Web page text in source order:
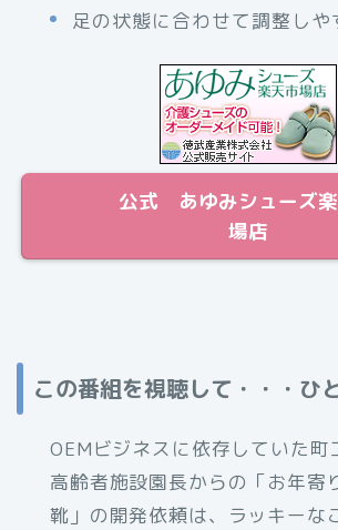
足の状態に合わせて調整しや
公式 あゆみシューズ
場店
この番組を視聴して・・・ひ
OEMビジネスに依存していた町
高齢者施設園長からの「お年寄
靴」の開発依頼は、ラッキーな